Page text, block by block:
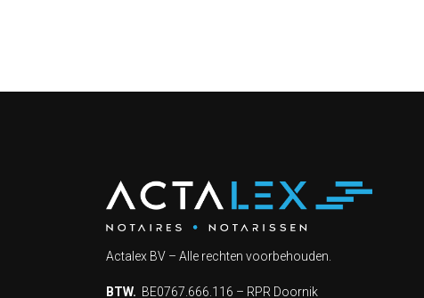
Actalex BV – Alle rechten voorbehouden.
BTW. BE0767.666.116 – RPR Doornik